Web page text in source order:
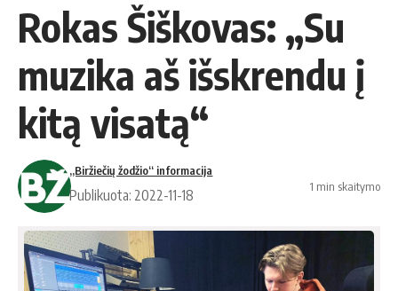
Rokas Šiškovas: „Su
muzika aš išskrendu į
kitą visatą“
„Biržiečių žodžio“ informacija
Publikuota: 2022-11-18
1 min skaitymo